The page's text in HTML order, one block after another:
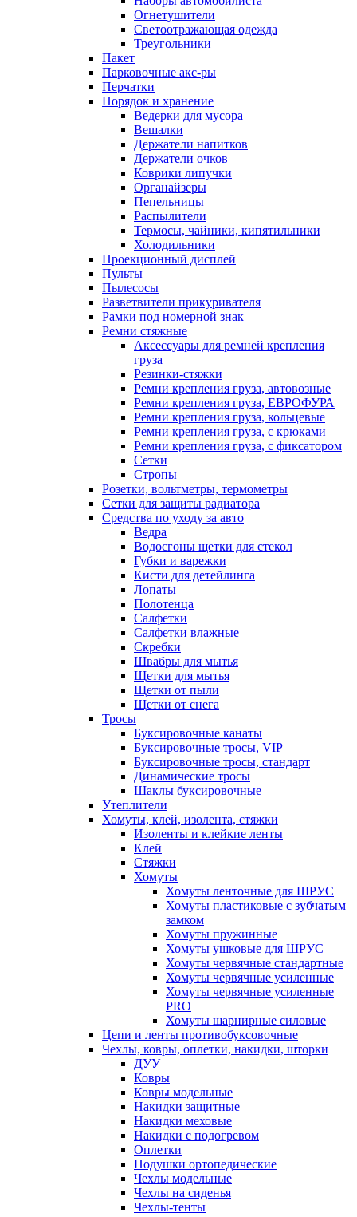
Огнетушители
Светоотражающая одежда
Треугольники
Пакет
Парковочные акс-ры
Перчатки
Порядок и хранение
Ведерки для мусора
Вешалки
Держатели напитков
Держатели очков
Коврики липучки
Органайзеры
Пепельницы
Распылители
Термосы, чайники, кипятильники
Холодильники
Проекционный дисплей
Пульты
Пылесосы
Разветвители прикуривателя
Рамки под номерной знак
Ремни стяжные
Аксессуары для ремней крепления
груза
Резинки-стяжки
Ремни крепления груза, автовозные
Ремни крепления груза, ЕВРОФУРА
Ремни крепления груза, кольцевые
Ремни крепления груза, с крюками
Ремни крепления груза, с фиксатором
Сетки
Стропы
Розетки, вольтметры, термометры
Сетки для защиты радиатора
Средства по уходу за авто
Ведра
Водосгоны щетки для стекол
Губки и варежки
Кисти для детейлинга
Лопаты
Полотенца
Салфетки
Салфетки влажные
Скребки
Швабры для мытья
Щетки для мытья
Щетки от пыли
Щетки от снега
Тросы
Буксировочные канаты
Буксировочные тросы, VIP
Буксировочные тросы, стандарт
Динамические тросы
Шаклы буксировочные
Утеплители
Хомуты, клей, изолента, стяжки
Изоленты и клейкие ленты
Клей
Стяжки
Хомуты
Хомуты ленточные для ШРУС
Хомуты пластиковые с зубчатым
замком
Хомуты пружинные
Хомуты ушковые для ШРУС
Хомуты червячные стандартные
Хомуты червячные усиленные
Хомуты червячные усиленные
PRO
Хомуты шарнирные силовые
Цепи и ленты противобуксовочные
Чехлы, ковры, оплетки, накидки, шторки
ДУУ
Ковры
Ковры модельные
Накидки защитные
Накидки меховые
Накидки с подогревом
Оплетки
Подушки ортопедические
Чехлы модельные
Чехлы на сиденья
Чехлы-тенты